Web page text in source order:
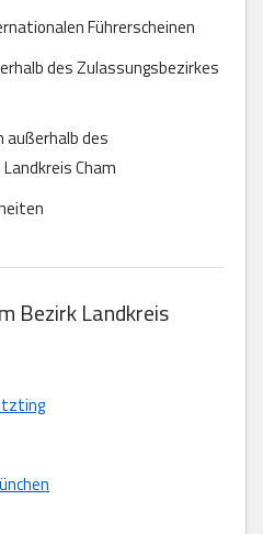
Führerscheinen
des Zulassungsbezirkes
außerhalb des
Cham
Bezirk Landkreis